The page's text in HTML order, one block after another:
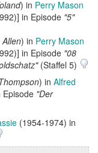
) in Perry Mason
in Episode "5"
Allen) in Perry Mason
in Episode "08
(Staffel 5)
) in Alfred
Episode "Der
(1954-1974) in